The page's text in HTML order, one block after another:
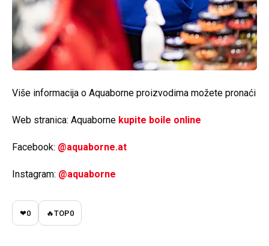
Više informacija o Aquaborne proizvodima možete pronaći
Web stranica: Aquaborne kupite boile online
Facebook: @aquaborne.at
Instagram: @aquaborne
❤0 🔥TOP0